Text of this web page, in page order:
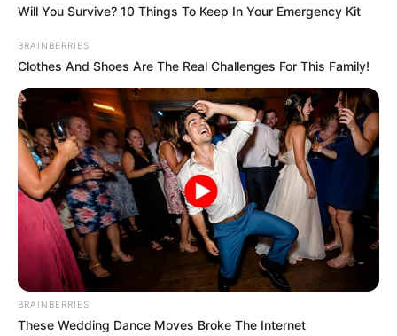
TEMAS DESTACADOS
RECIBO DEL AGUA
LOCALIDAD DE USAQUÉN
CUNDINAMARCA
DESAPARECIDOS
CORTES DE LUZ
LOCALIDAD DE ENGATIVÁ
REGIOTRAM DE OCCIDENTE
LOCALIDAD DE SUBA
Will You Survive? 10 Things To Keep In Your Emergency Kit
BRAINBERRIES
Clothes And Shoes Are The Real Challenges For This Family!
BRAINBERRIES
These Wedding Dance Moves Broke The Internet